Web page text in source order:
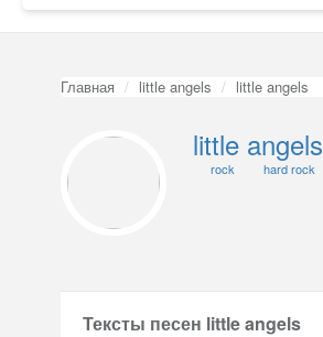
Главная little angels little angels
little angels
rock hard rock
Тексты песен little angels